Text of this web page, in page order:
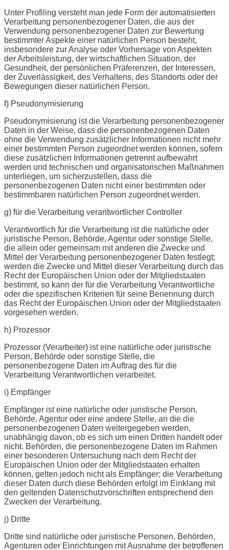
Unter Profiling versteht man jede Form der automatisierten
Verarbeitung personenbezogener Daten, die aus der
Verwendung personenbezogener Daten zur Bewertung
bestimmter Aspekte einer natürlichen Person besteht,
insbesondere zur Analyse oder Vorhersage von Aspekten
der Arbeitsleistung, der wirtschaftlichen Situation, der
Gesundheit, der persönlichen Präferenzen, der Interessen,
der Zuverlässigkeit, des Verhaltens, des Standorts oder der
Bewegungen dieser natürlichen Person.
f) Pseudonymisierung
Pseudonymisierung ist die Verarbeitung personenbezogener
Daten in der Weise, dass die personenbezogenen Daten
ohne die Verwendung zusätzlicher Informationen nicht mehr
einer bestimmten Person zugeordnet werden können, sofern
diese zusätzlichen Informationen getrennt aufbewahrt
werden und technischen und organisatorischen Maßnahmen
unterliegen, um sicherzustellen, dass die
personenbezogenen Daten nicht einer bestimmten oder
bestimmbaren natürlichen Person zugeordnet werden.
g) für die Verarbeitung verantwortlicher Controller
Verantwortlich für die Verarbeitung ist die natürliche oder
juristische Person, Behörde, Agentur oder sonstige Stelle,
die allein oder gemeinsam mit anderen die Zwecke und
Mittel der Verarbeitung personenbezogener Daten festlegt;
werden die Zwecke und Mittel dieser Verarbeitung durch das
Recht der Europäischen Union oder der Mitgliedstaaten
bestimmt, so kann der für die Verarbeitung Verantwortliche
oder die spezifischen Kriterien für seine Benennung durch
das Recht der Europäischen Union oder der Mitgliedstaaten
vorgesehen werden.
h) Prozessor
Prozessor (Verarbeiter) ist eine natürliche oder juristische
Person, Behörde oder sonstige Stelle, die
personenbezogene Daten im Auftrag des für die
Verarbeitung Verantwortlichen verarbeitet.
i) Empfänger
Empfänger ist eine natürliche oder juristische Person,
Behörde, Agentur oder eine andere Stelle, an die die
personenbezogenen Daten weitergegeben werden,
unabhängig davon, ob es sich um einen Dritten handelt oder
nicht. Behörden, die personenbezogene Daten im Rahmen
einer besonderen Untersuchung nach dem Recht der
Europäischen Union oder der Mitgliedstaaten erhalten
können, gelten jedoch nicht als Empfänger; die Verarbeitung
dieser Daten durch diese Behörden erfolgt im Einklang mit
den geltenden Datenschutzvorschriften entsprechend den
Zwecken der Verarbeitung.
j) Dritte
Dritte sind natürliche oder juristische Personen, Behörden,
Agenturen oder Einrichtungen mit Ausnahme der betroffenen